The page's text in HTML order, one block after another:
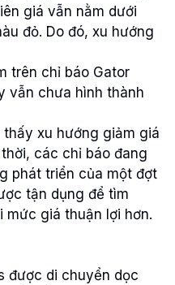
giá vẫn nằm dưới
đỏ. Do đó, xu hướng
trên chỉ báo Gator
vẫn chưa hình thành
xu hướng giảm giá
các chỉ báo đang
phát triển của một đợt
tận dụng để tìm
mức giá thuận lợi hơn.
được di chuyển dọc